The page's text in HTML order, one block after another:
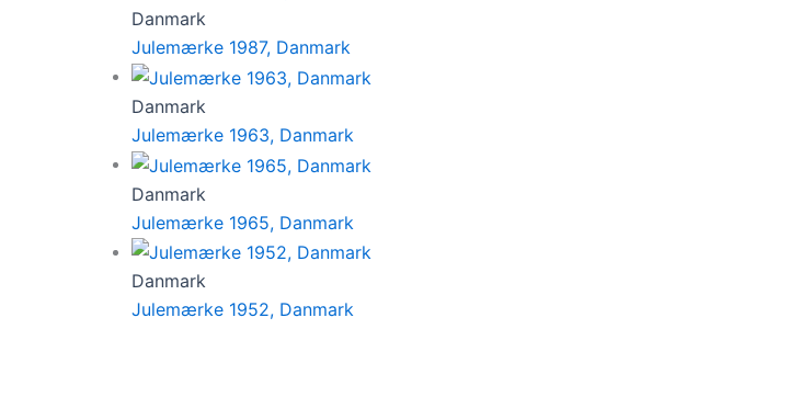
Danmark
Julemærke 1987, Danmark
Danmark
Julemærke 1963, Danmark
Danmark
Julemærke 1965, Danmark
Danmark
Julemærke 1952, Danmark